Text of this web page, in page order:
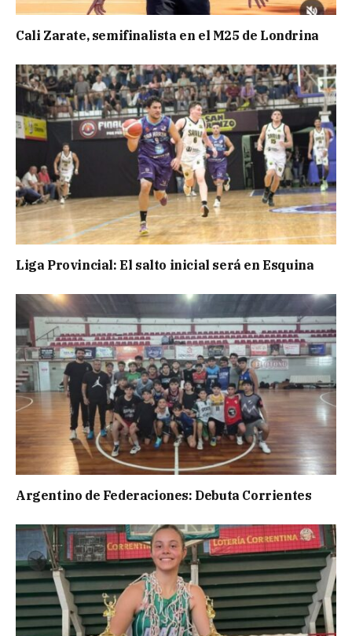
Cali Zarate, semifinalista en el M25 de Londrina
Liga Provincial: El salto inicial será en Esquina
Argentino de Federaciones: Debuta Corrientes